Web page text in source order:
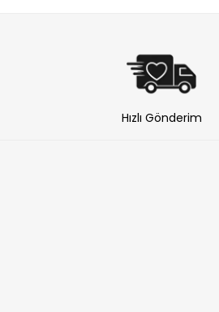
Hızlı Gönderim